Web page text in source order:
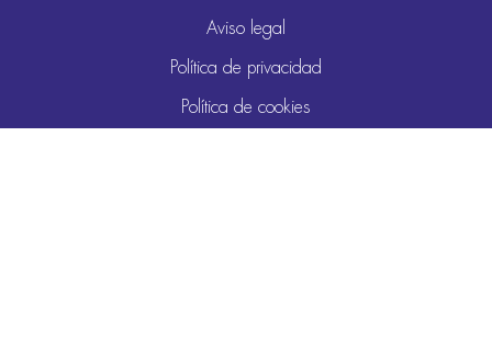
Aviso legal
Política de privacidad
Política de cookies